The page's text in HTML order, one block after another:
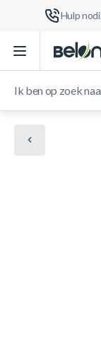
Hulp
Ga naar de inhoud